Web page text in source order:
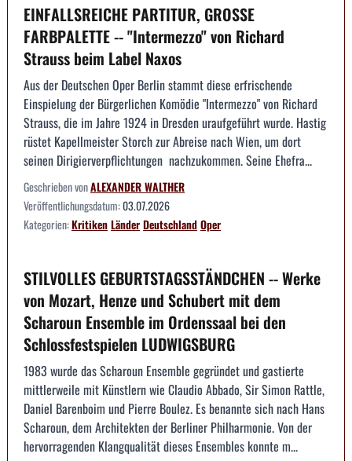
EINFALLSREICHE PARTITUR, GROSSE
FARBPALETTE -- "Intermezzo" von Richard
Strauss beim Label Naxos
Aus der Deutschen Oper Berlin stammt diese erfrischende
Einspielung der Bürgerlichen Komödie "Intermezzo" von Richard
Strauss, die im Jahre 1924 in Dresden uraufgeführt wurde. Hastig
rüstet Kapellmeister Storch zur Abreise nach Wien, um dort
seinen Dirigierverpflichtungen nachzukommen. Seine Ehefra...
Geschrieben vonALEXANDER WALTHER
Veröffentlichungsdatum:03.07.2026
Kategorien:KritikenLänderDeutschlandOper
STILVOLLES GEBURTSTAGSSTÄNDCHEN -- Werke
von Mozart, Henze und Schubert mit dem
Scharoun Ensemble im Ordenssaal bei den
Schlossfestspielen LUDWIGSBURG
1983 wurde das Scharoun Ensemble gegründet und gastierte
mittlerweile mit Künstlern wie Claudio Abbado, Sir Simon Rattle,
Daniel Barenboim und Pierre Boulez. Es benannte sich nach Hans
Scharoun, dem Architekten der Berliner Philharmonie. Von der
hervorragenden Klangqualität dieses Ensembles konnte m...